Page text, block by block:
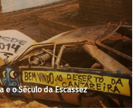
e o Século da Escassez